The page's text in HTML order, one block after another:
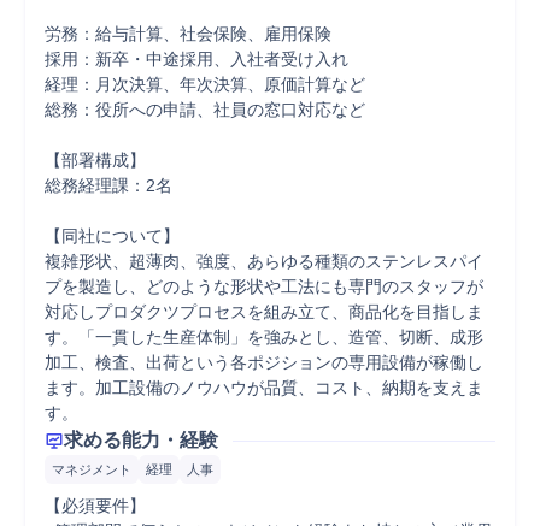
労務：給与計算、社会保険、雇用保険
採用：新卒・中途採用、入社者受け入れ
経理：月次決算、年次決算、原価計算など
総務：役所への申請、社員の窓口対応など
【部署構成】
総務経理課：2名
【同社について】
複雑形状、超薄肉、強度、あらゆる種類のステンレスパイ
プを製造し、どのような形状や工法にも専門のスタッフが
対応しプロダクツプロセスを組み立て、商品化を目指しま
す。「一貫した生産体制」を強みとし、造管、切断、成形
加工、検査、出荷という各ポジションの専用設備が稼働し
ます。加工設備のノウハウが品質、コスト、納期を支えま
す。
求める能力・経験
マネジメント 経理 人事
【必須要件】